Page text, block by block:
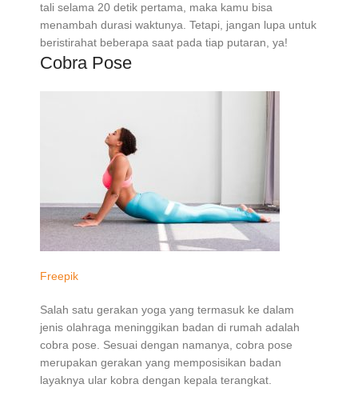
tali selama 20 detik pertama, maka kamu bisa
menambah durasi waktunya. Tetapi, jangan lupa untuk
beristirahat beberapa saat pada tiap putaran, ya!
Cobra Pose
Freepik
Salah satu gerakan yoga yang termasuk ke dalam
jenis olahraga meninggikan badan di rumah adalah
cobra pose. Sesuai dengan namanya, cobra pose
merupakan gerakan yang memposisikan badan
layaknya ular kobra dengan kepala terangkat.